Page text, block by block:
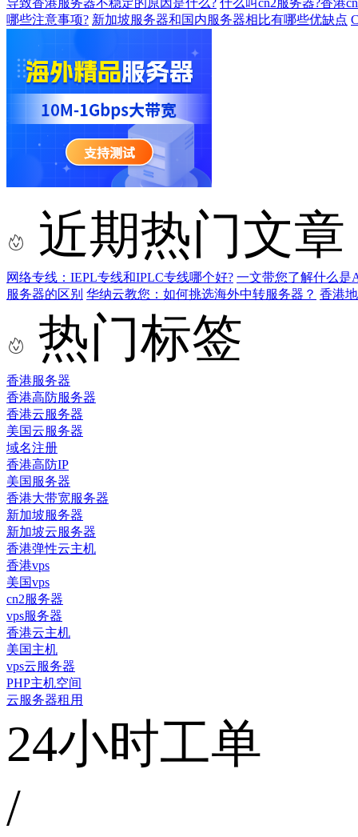
导致香港服务器不稳定的原因是什么? 什么叫cn2服务器?香港
哪些注意事项? 新加坡服务器和国内服务器相比有哪些优缺点
近期热门文章
网络专线：IEPL专线和IPLC专线哪个好? 一文带您了解什么是
服务器的区别 华纳云教您：如何挑选海外中转服务器？ 香港
热门标签
香港服务器
香港高防服务器
香港云服务器
美国云服务器
域名注册
香港高防IP
美国服务器
香港大带宽服务器
新加坡服务器
新加坡云服务器
香港弹性云主机
香港vps
美国vps
cn2服务器
vps服务器
香港云主机
美国主机
vps云服务器
PHP主机空间
云服务器租用
24小时工单
/